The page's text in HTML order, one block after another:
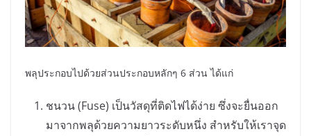
พลุประกอบไปด้วยส่วนประกอบหลักๆ 6 ส่วน ได้แก่
ชนวน (Fuse) เป็นวัสดุที่ติดไฟได้ง่าย ซึ่งจะยื่นออก
มาจากพลุด้วยความยาวระดับหนึ่ง สำหรับให้เราจุด